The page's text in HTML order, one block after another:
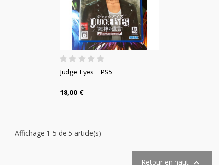
Judge Eyes - PS5
18,00 €
Affichage 1-5 de 5 article(s)
Retour en haut